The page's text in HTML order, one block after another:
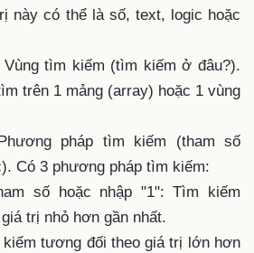
này có thể là số, text, logic hoặc
Vùng tìm kiếm (tìm kiếm ở đâu?).
trên 1 mảng (array) hoặc 1 vùng
Phương pháp tìm kiếm (tham số
Có 3 phương pháp tìm kiếm:
số hoặc nhập "1": Tìm kiếm
trị nhỏ hơn gần nhất.
kiếm tương đối theo giá trị lớn hơn